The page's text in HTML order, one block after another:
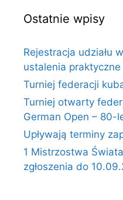
Ostatnie wpisy
Rejestracja udziału
ustalenia praktyczne
Turniej federacji
Turniej otwarty
German Open – 80-
Upływają terminy
1 Mistrzostwa
zgłoszenia do